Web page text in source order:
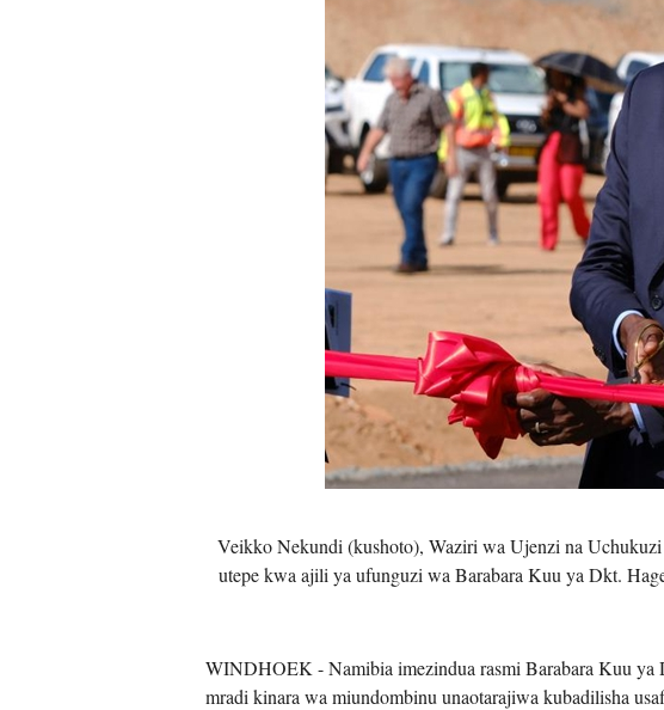
Veikko Nekundi (kushoto), Waziri wa Ujenzi na
utepe kwa ajili ya ufunguzi wa Barabara Kuu ya Dkt.
WINDHOEK - Namibia imezindua rasmi Barabara Kuu
mradi kinara wa miundombinu unaotarajiwa kubadilisha